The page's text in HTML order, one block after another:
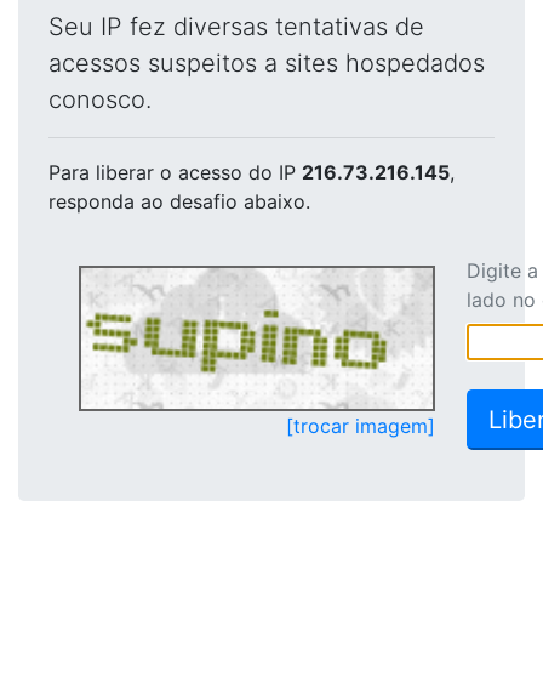
Seu IP fez diversas tentativas de
acessos suspeitos a sites hospedados
conosco.
Para liberar o acesso do IP 216.73.216.145,
responda ao desafio abaixo.
[trocar imagem]
Digite
lado no